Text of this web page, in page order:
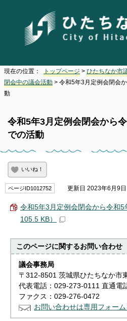
現在の位置： トップページ > ひたちなか市
閉会中の議会活動 > 令和5年3月定例会閉会
動
令和5年3月定例会閉会から
での活動
いいね！
ページID1012752 更新日 2023年6月9日
令和5年3月定例会閉会から令和
105.5 KB）
このページに関するお問い合わせ
議会事務局
〒312-8501 茨城県ひたちなか市
代表電話：029-273-0111 直通電
ファクス：029-276-0472
お問い合わせは専用フォーム